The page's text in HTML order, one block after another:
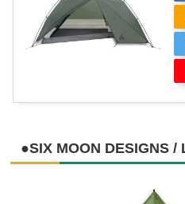
●SIX MOON DESIGNS